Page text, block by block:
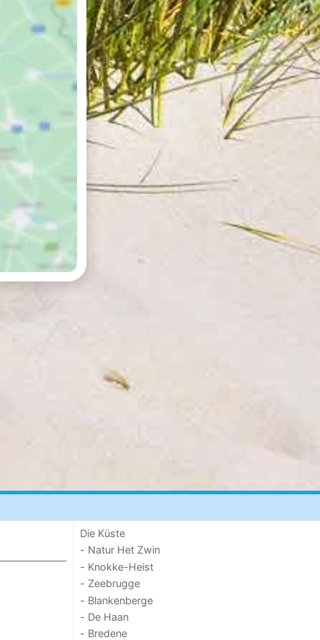
Die Küste
- Natur Het Zwin
- Knokke-Heist
- Zeebrugge
- Blankenberge
- De Haan
- Bredene